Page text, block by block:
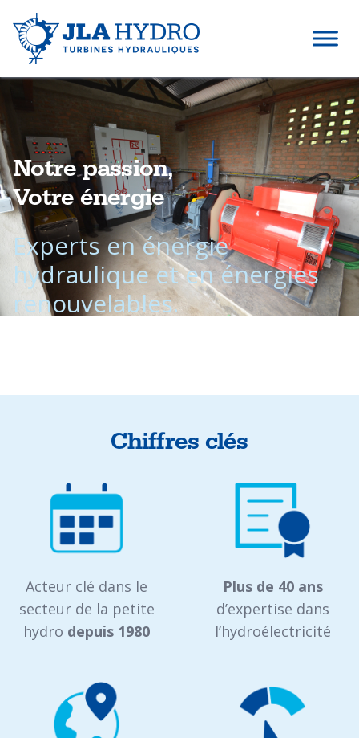
Notre passion,
Votre énergie
Experts en énergie
hydraulique et en énergies
renouvelables.
Chiffres clés
Acteur clé dans le
secteur de la petite
hydro depuis 1980
Plus de 40 ans
d’expertise dans
l’hydroélectricité